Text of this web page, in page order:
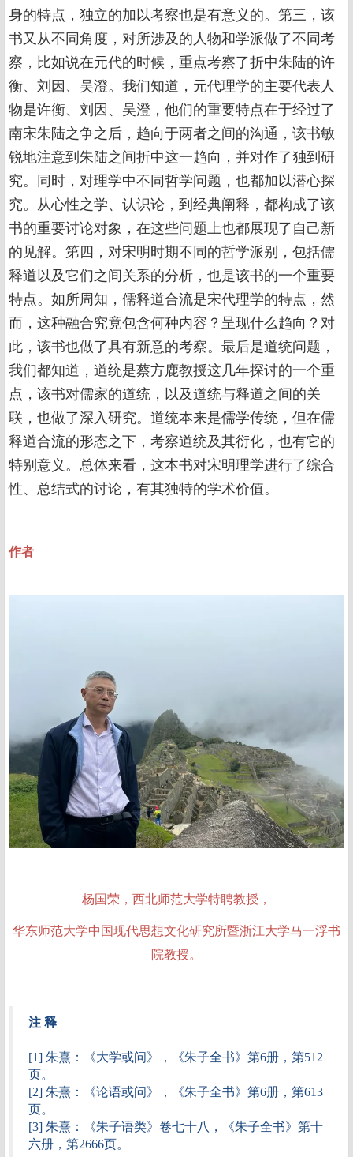
身的特点，独立的加以考察也是有意义的。第三，该
书又从不同角度，对所涉及的人物和学派做了不同考
察，比如说在元代的时候，重点考察了折中朱陆的许
衡、刘因、吴澄。我们知道，元代理学的主要代表人
物是许衡、刘因、吴澄，他们的重要特点在于经过了
南宋朱陆之争之后，趋向于两者之间的沟通，该书敏
锐地注意到朱陆之间折中这一趋向，并对作了独到研
究。同时，对理学中不同哲学问题，也都加以潜心探
究。从心性之学、认识论，到经典阐释，都构成了该
书的重要讨论对象，在这些问题上也都展现了自己新
的见解。第四，对宋明时期不同的哲学派别，包括儒
释道以及它们之间关系的分析，也是该书的一个重要
特点。如所周知，儒释道合流是宋代理学的特点，然
而，这种融合究竟包含何种内容？呈现什么趋向？对
此，该书也做了具有新意的考察。最后是道统问题，
我们都知道，道统是蔡方鹿教授这几年探讨的一个重
点，该书对儒家的道统，以及道统与释道之间的关
联，也做了深入研究。道统本来是儒学传统，但在儒
释道合流的形态之下，考察道统及其衍化，也有它的
特别意义。总体来看，这本书对宋明理学进行了综合
性、总结式的讨论，有其独特的学术价值。
作者
杨国荣，西北师范大学特聘教授，
华东师范大学中国现代思想文化研究所暨浙江大学马一浮书
院教授。
注 释
[1] 朱熹：《大学或问》，《朱子全书》第6册，第512
页。
[2] 朱熹：《论语或问》，《朱子全书》第6册，第613
页。
[3] 朱熹：《朱子语类》卷七十八，《朱子全书》第十
六册，第2666页。